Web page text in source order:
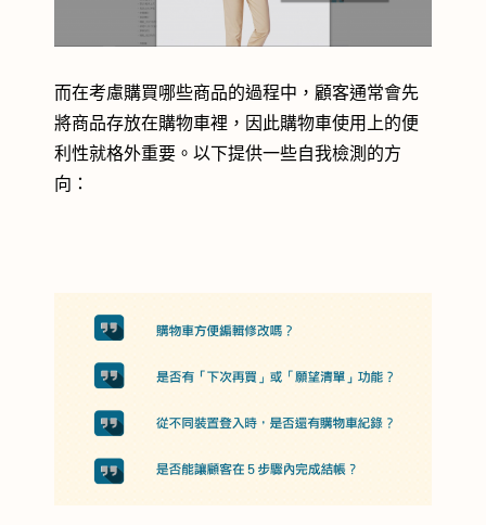
而在考慮購買哪些商品的過程中，顧客通常會先
將商品存放在購物車裡，因此購物車使用上的便
利性就格外重要。以下提供一些自我檢測的方
向：